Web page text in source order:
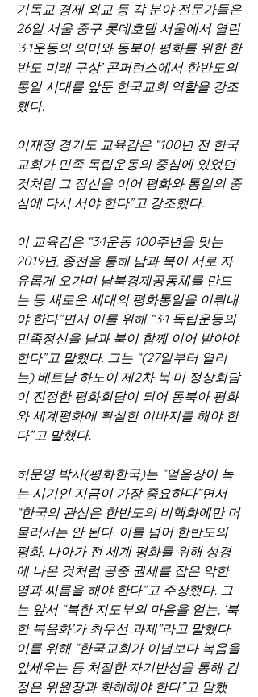
기독교 경제 외교 등 각 분야 전문가들은
26일 서울 중구 롯데호텔 서울에서 열린
‘3·1운동의 의미와 동북아 평화를 위한 한
반도 미래 구상’ 콘퍼런스에서 한반도의
통일 시대를 앞둔 한국교회 역할을 강조
했다.
이재정 경기도 교육감은 “100년 전 한국
교회가 민족 독립운동의 중심에 있었던
것처럼 그 정신을 이어 평화와 통일의 중
심에 다시 서야 한다”고 강조했다.
이 교육감은 “3·1운동 100주년을 맞는
2019년, 종전을 통해 남과 북이 서로 자
유롭게 오가며 남북경제공동체를 만드
는 등 새로운 세대의 평화통일을 이뤄내
야 한다”면서 이를 위해 “3·1 독립운동의
민족정신을 남과 북이 함께 이어 받아야
한다”고 말했다. 그는 “(27일부터 열리
는) 베트남 하노이 제2차 북·미 정상회담
이 진정한 평화회담이 되어 동북아 평화
와 세계평화에 확실한 이바지를 해야 한
다”고 말했다.
허문영 박사(평화한국)는 “얼음장이 녹
는 시기인 지금이 가장 중요하다”면서
“한국의 관심은 한반도의 비핵화에만 머
물러서는 안 된다. 이를 넘어 한반도의
평화, 나아가 전 세계 평화를 위해 성경
에 나온 것처럼 공중 권세를 잡은 악한
영과 씨름을 해야 한다”고 주장했다. 그
는 앞서 “북한 지도부의 마음을 얻는, ‘북
한 복음화’가 최우선 과제”라고 말했다.
이를 위해 “한국교회가 이념보다 복음을
앞세우는 등 처절한 자기반성을 통해 김
정은 위원장과 화해해야 한다”고 말했